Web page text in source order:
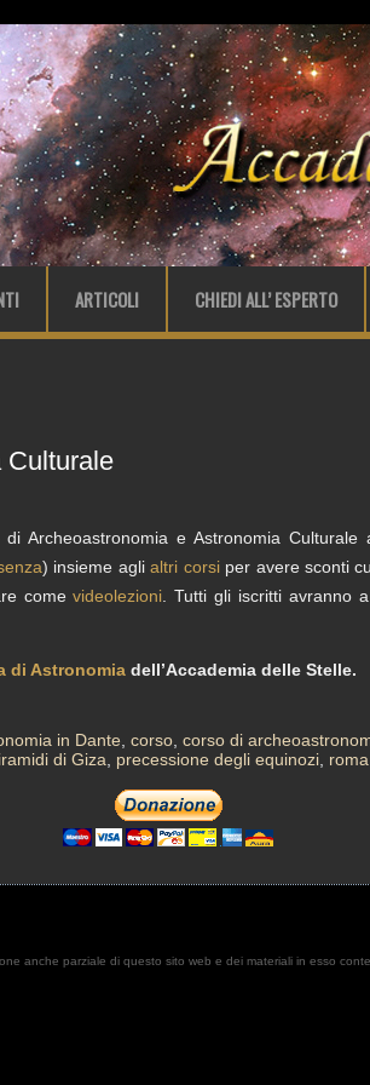
ARTICOLI CHIEDI ALL’ ESPERTO
Culturale
Archeoastronomia e Astronomia Culturale
) insieme aglialtri corsiper avere sconti
comevideolezioni. Tutti gli iscritti avranno
di Astronomia dell’Accademia delle Stelle.
in Dante, corso, corso di
di Giza, precessione degli equinozi, roma
anche parziale di questo sito web e dei materiali in esso